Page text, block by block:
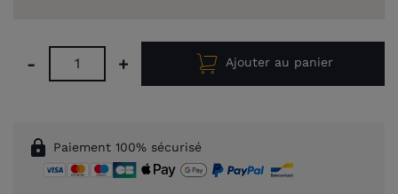
- + Ajouter au panier
lock Paiement 100% sécurisé